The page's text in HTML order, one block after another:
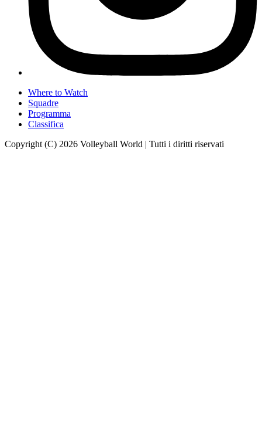
Where to Watch
Squadre
Programma
Classifica
Copyright (C) 2026 Volleyball World | Tutti i diritti riservati